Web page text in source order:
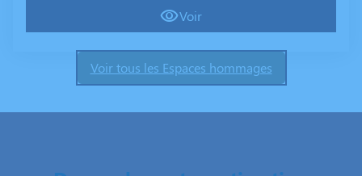
Voir
Voir tous les Espaces hommages